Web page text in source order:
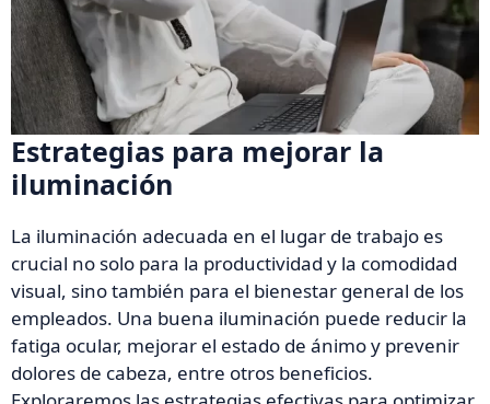
Estrategias para mejorar la
iluminación
La iluminación adecuada en el lugar de trabajo es
crucial no solo para la productividad y la comodidad
visual, sino también para el bienestar general de los
empleados. Una buena iluminación puede reducir la
fatiga ocular, mejorar el estado de ánimo y prevenir
dolores de cabeza, entre otros beneficios.